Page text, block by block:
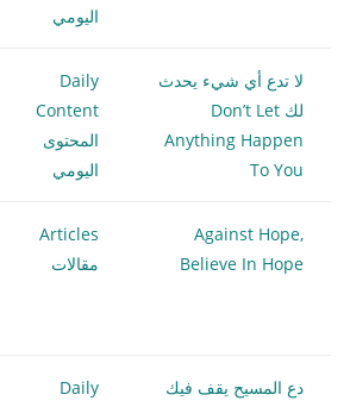
اليومي
لا تدع أي شيء يحدث
لك Don’t Let
Anything Happen
To You
Daily
Content
المحتوى
اليومي
Against Hope,
Believe In Hope
Articles
مقالات
دع المسيح يقف فيك
Daily